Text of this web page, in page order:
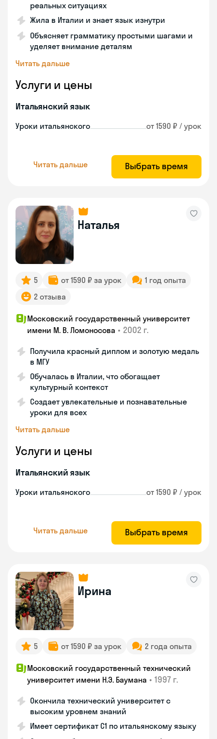
реальных ситуациях
Жила в Италии и знает язык изнутри
Объясняет грамматику простыми шагами и
уделяет внимание деталям
Читать дальше
Услуги и цены
Итальянский язык
Уроки итальянского от 1590 ₽ / урок
Читать дальше Выбрать время
Наталья
5 от 1590 ₽ за урок
1 год опыта
2 отзыва
Московский государственный университет
имени М. В. Ломоносова • 2002 г.
Получила красный диплом и золотую медаль
в МГУ
Обучалась в Италии, что обогащает
культурный контекст
Создает увлекательные и познавательные
уроки для всех
Читать дальше
Услуги и цены
Итальянский язык
Уроки итальянского от 1590 ₽ / урок
Читать дальше Выбрать время
Ирина
5 от 1590 ₽ за урок 2 года опыта
Московский государственный технический
университет имени Н.Э. Баумана • 1997 г.
Окончила технический университет с
высоким уровнем знаний
Имеет сертификат C1 по итальянскому языку